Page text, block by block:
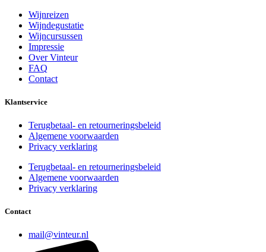
Wijnreizen
Wijndegustatie
Wijncursussen
Impressie
Over Vinteur
FAQ
Contact
Klantservice
Terugbetaal- en retourneringsbeleid
Algemene voorwaarden
Privacy verklaring
Terugbetaal- en retourneringsbeleid
Algemene voorwaarden
Privacy verklaring
Contact
mail@vinteur.nl